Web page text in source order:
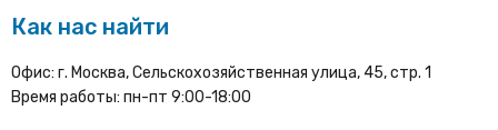
Как нас найти
Офис: г. Москва, Сельскохозяйственная улица, 45, стр. 1
Время работы: пн-пт 9:00-18:00